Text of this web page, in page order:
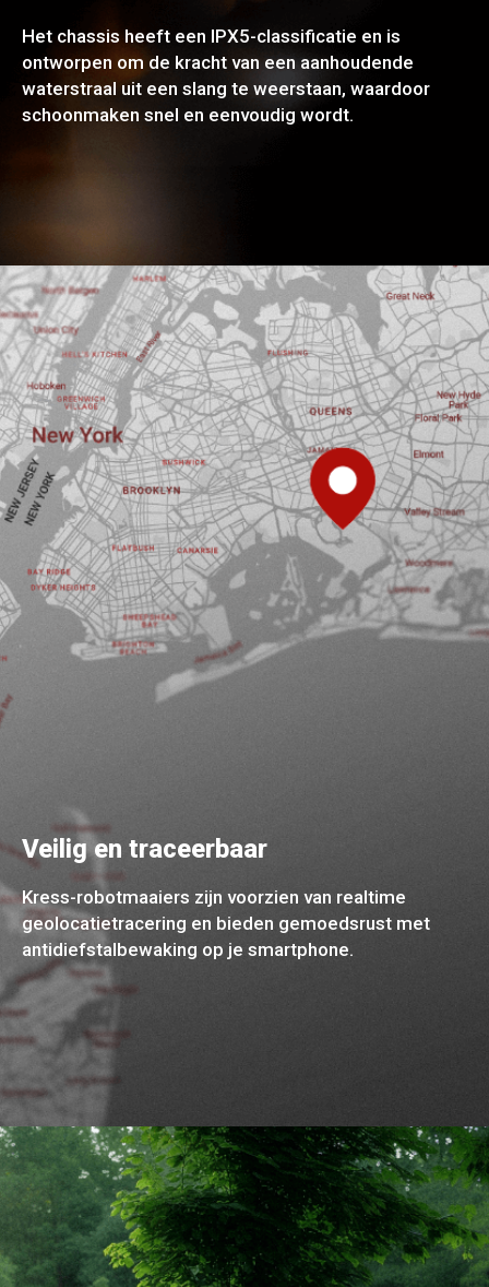
Het chassis heeft een IPX5-classificatie en is
ontworpen om de kracht van een aanhoudende
waterstraal uit een slang te weerstaan, waardoor
schoonmaken snel en eenvoudig wordt.
Veilig en traceerbaar
Kress-robotmaaiers zijn voorzien van realtime
geolocatietracering en bieden gemoedsrust met
antidiefstalbewaking op je smartphone.